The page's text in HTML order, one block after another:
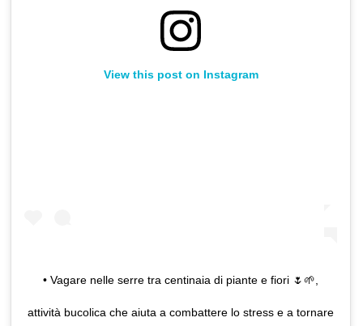
View this post on Instagram
• Vagare nelle serre tra centinaia di piante e fiori 🌷🌱,
attività bucolica che aiuta a combattere lo stress e a tornare